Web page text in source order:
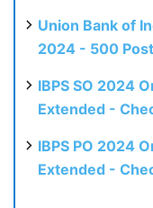
Union Bank of
2024 - 500
IBPS SO 2024
Extended -
IBPS PO 2024
Extended -